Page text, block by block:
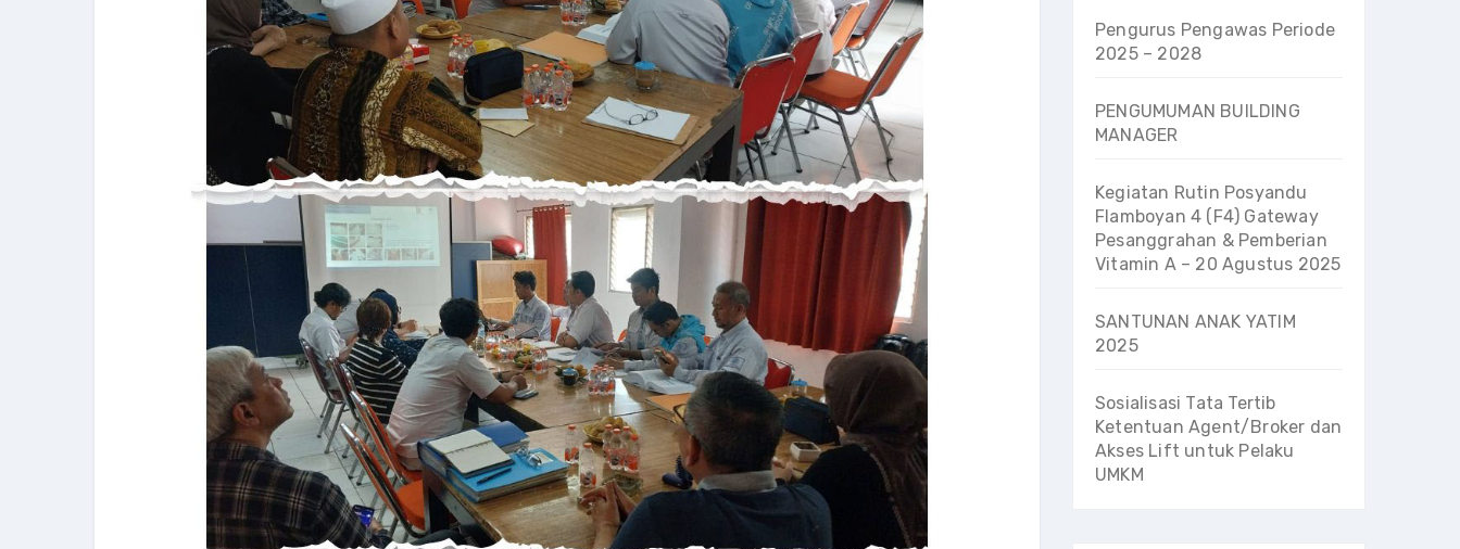
Pengurus Pengawas Periode
2025 – 2028
PENGUMUMAN BUILDING
MANAGER
Kegiatan Rutin Posyandu
Flamboyan 4 (F4) Gateway
Pesanggrahan & Pemberian
Vitamin A – 20 Agustus 2025
SANTUNAN ANAK YATIM
2025
Sosialisasi Tata Tertib
Ketentuan Agent/Broker dan
Akses Lift untuk Pelaku
UMKM